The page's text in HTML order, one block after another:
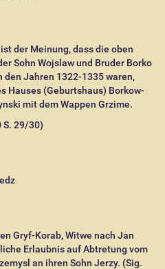
der Meinung, dass die oben
Sohn Wojslaw und Bruder Borko
den Jahren 1322-1335 waren,
Hauses (Geburtshaus) Borkow-
mit dem Wappen Grzime.
S. 29/30)
Gryf-Korab, Witwe nach Jan
Erlaubnis auf Abtretung vom
an ihren Sohn Jerzy. (Sig.